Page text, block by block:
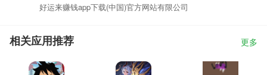
好运来赚钱app下载(中国)官方网站有限公司
相关应用推荐 更多